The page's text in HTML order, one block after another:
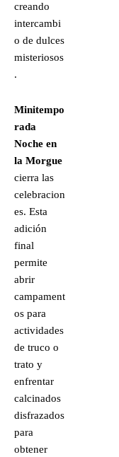
creando
intercambi
o de dulces
misteriosos
.
Minitempo
rada
Noche en
la Morgue
cierra las
celebracion
es. Esta
adición
final
permite
abrir
campament
os para
actividades
de truco o
trato y
enfrentar
calcinados
disfrazados
para
obtener